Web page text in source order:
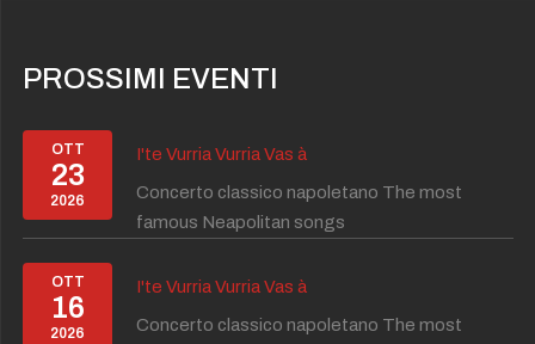
PROSSIMI EVENTI
OTT
23
2026
I'te Vurria Vurria Vas à
Concerto classico napoletano The most
famous Neapolitan songs
OTT
16
2026
I'te Vurria Vurria Vas à
Concerto classico napoletano The most